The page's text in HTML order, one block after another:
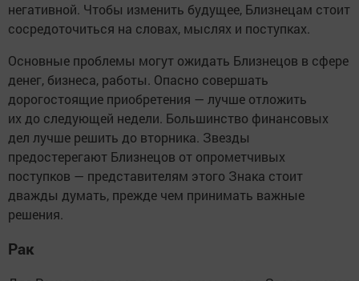
негативной. Чтобы изменить будущее, Близнецам стоит
сосредоточиться на словах, мыслях и поступках.
Основные проблемы могут ожидать Близнецов в сфере
денег, бизнеса, работы. Опасно совершать
дорогостоящие приобретения — лучше отложить
их до следующей недели. Большинство финансовых
дел лучше решить до вторника. Звезды
предостерегают Близнецов от опрометчивых
поступков — представителям этого Знака стоит
дважды думать, прежде чем принимать важные
решения.
Рак